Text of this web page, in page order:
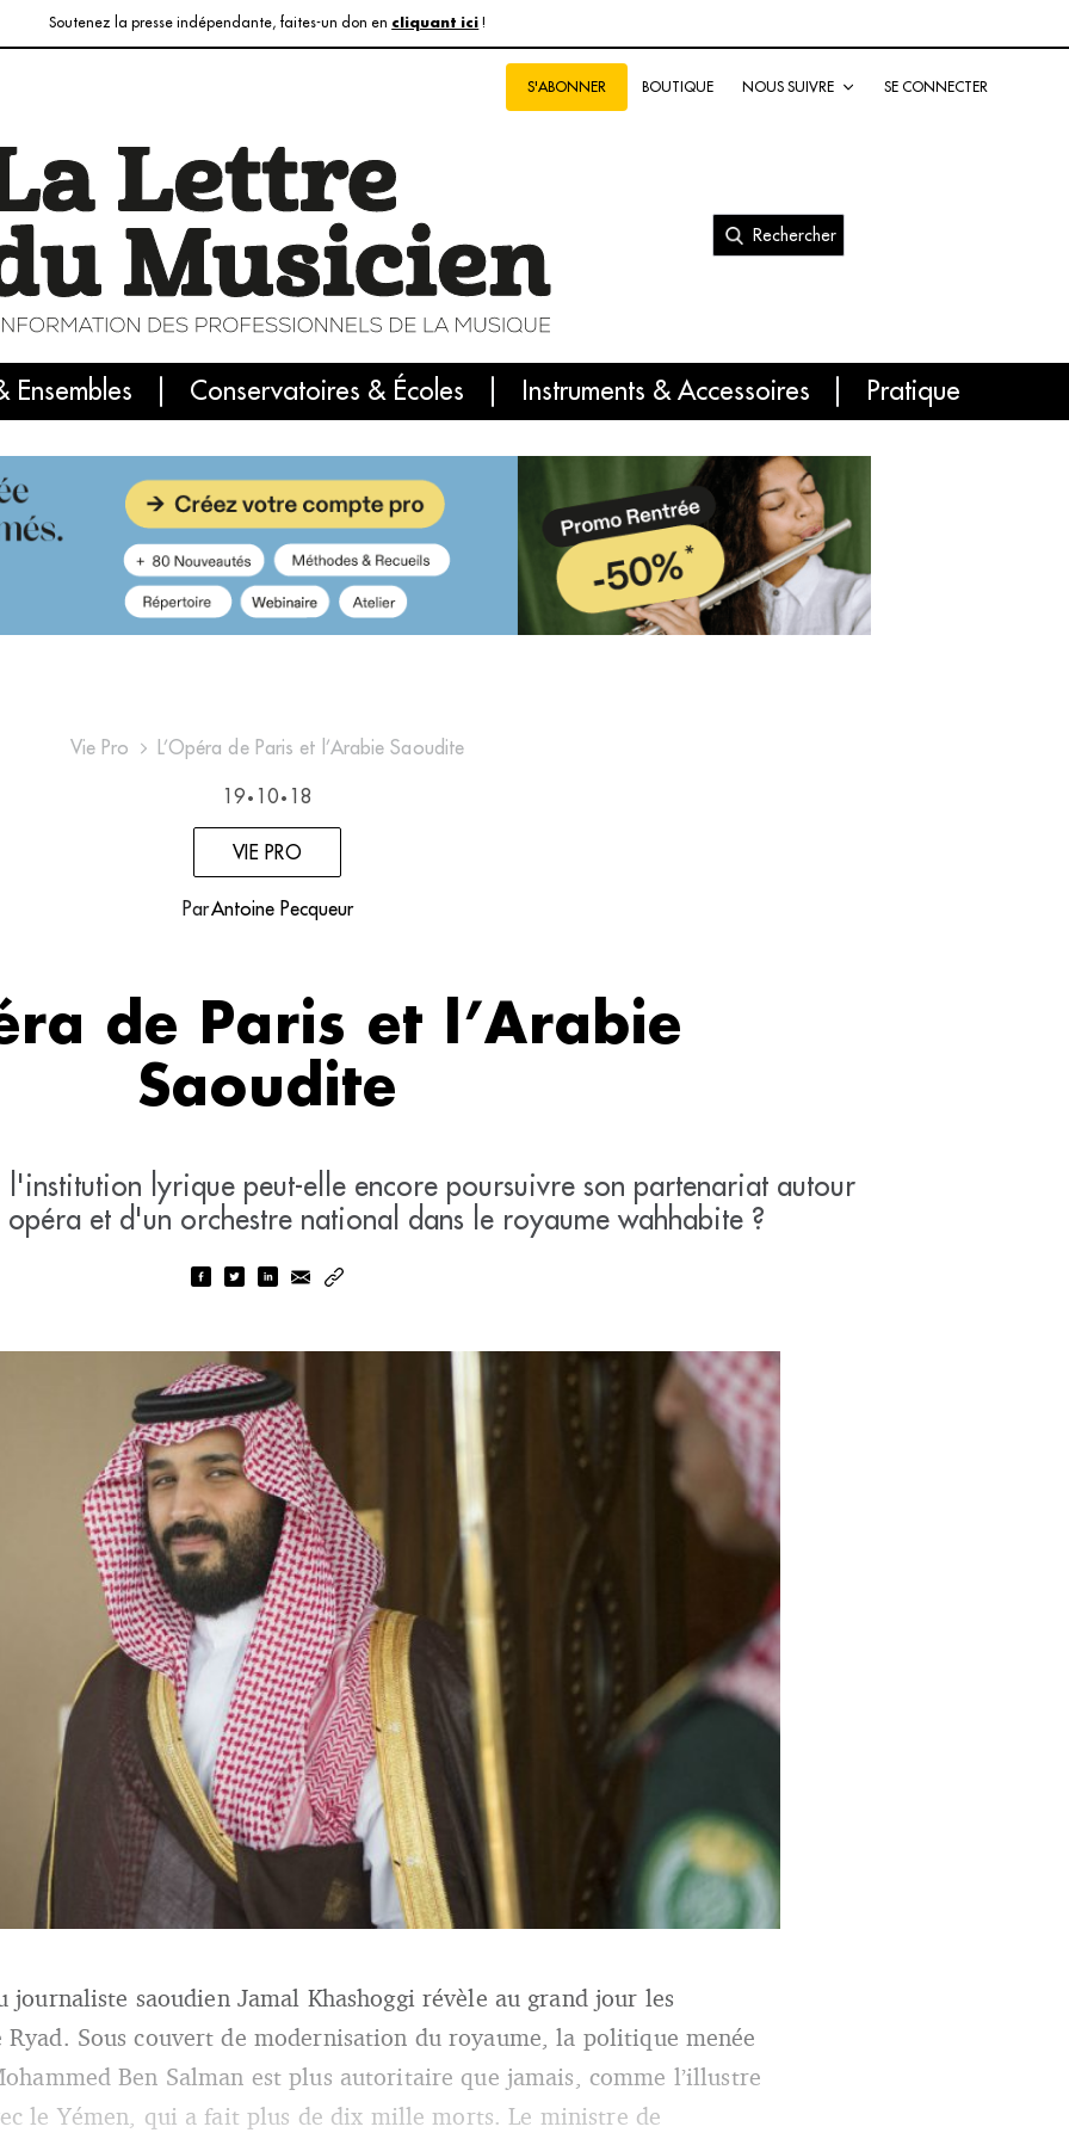
Soutenez la presse indépendante, faites-un don en cliquant ici !
S'ABONNER BOUTIQUE NOUS SUIVRE SE CONNECTER
Rechercher
Ensembles Conservatoires & Écoles Instruments & Accessoires Pratique
du jour Le numéro du mois International
Vie Pro L’Opéra de Paris et l’Arabie Saoudite
19 • 10 • 18
VIE PRO
ParAntoine Pecqueur
de Paris et l’Arabie
Saoudite
lyrique peut-elle encore poursuivre son partenariat autour
et d'un orchestre national dans le royaume wahhabite ?
prince héritier (DR). (DR).
journaliste saoudien Jamal Khashoggi révèle au grand jour les
Sous couvert de modernisation du royaume, la politique menée
Ben Salman est plus autoritaire que jamais, comme l’illustre
le Yémen, qui a fait plus de dix mille morts. Le ministre de